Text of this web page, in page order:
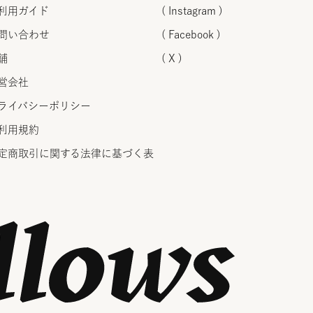
用ガイド
い合わせ
会社
イバシーポリシー
用規約
商取引に関する法律に基づく表
( Instagram )
( Facebook )
( X )